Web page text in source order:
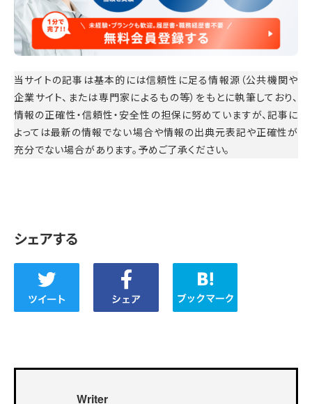
当サイトの記事は基本的には信頼性に足る情報源（公共機関や
企業サイト、または専門家によるもの等）をもとに執筆しており、
情報の正確性・信頼性・安全性の担保に努めていますが、記事に
よっては最新の情報でない場合や情報の出典元表記や正確性が
充分でない場合があります。予めご了承ください。
シェアする
Writer